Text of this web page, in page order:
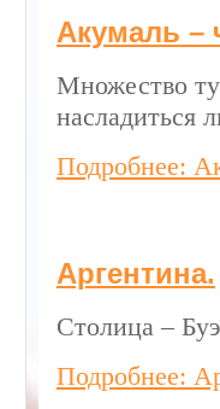
Акумаль –
Множество
насладиться
Подробнее:
Аргентина.
Столица –
Подробнее: